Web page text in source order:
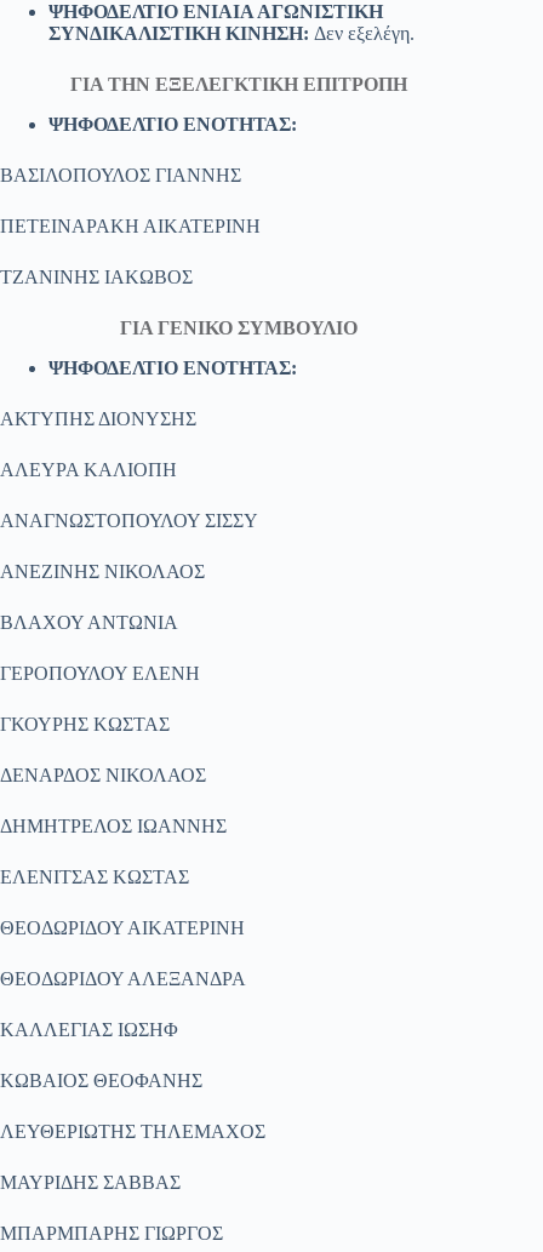
ΨΗΦΟΔΕΛΤΙΟ ΕΝΙΑΙΑ ΑΓΩΝΙΣΤΙΚΗ
ΣΥΝΔΙΚΑΛΙΣΤΙΚΗ ΚΙΝΗΣΗ: Δεν εξελέγη.
ΓΙΑ ΤHN ΕΞΕΛΕΓΚΤΙΚΗ ΕΠΙΤΡΟΠΗ
ΨΗΦΟΔΕΛΤΙΟ ΕΝΟΤΗΤΑΣ:
ΒΑΣΙΛΟΠΟΥΛΟΣ ΓΙΑΝΝΗΣ
ΠΕΤΕΙΝΑΡΑΚΗ ΑΙΚΑΤΕΡΙΝΗ
ΤΖΑΝΙΝΗΣ ΙΑΚΩΒΟΣ
ΓΙΑ ΓΕΝΙΚΟ ΣΥΜΒΟΥΛΙΟ
ΨΗΦΟΔΕΛΤΙΟ ΕΝΟΤΗΤΑΣ:
ΑΚΤΥΠΗΣ ΔΙΟΝΥΣΗΣ
ΑΛΕΥΡΑ ΚΑΛΙΟΠΗ
ΑΝΑΓΝΩΣΤΟΠΟΥΛΟΥ ΣΙΣΣΥ
ΑΝΕΖΙΝΗΣ ΝΙΚΟΛΑΟΣ
ΒΛΑΧΟΥ ΑΝΤΩΝΙΑ
ΓΕΡΟΠΟΥΛΟΥ ΕΛΕΝΗ
ΓΚΟΥΡΗΣ ΚΩΣΤΑΣ
ΔΕΝΑΡΔΟΣ ΝΙΚΟΛΑΟΣ
ΔΗΜΗΤΡΕΛΟΣ ΙΩΑΝΝΗΣ
ΕΛΕΝΙΤΣΑΣ ΚΩΣΤΑΣ
ΘΕΟΔΩΡΙΔΟΥ ΑΙΚΑΤΕΡΙΝΗ
ΘΕΟΔΩΡΙΔΟΥ ΑΛΕΞΑΝΔΡΑ
ΚΑΛΛΕΓΙΑΣ ΙΩΣΗΦ
ΚΩΒΑΙΟΣ ΘΕΟΦΑΝΗΣ
ΛΕΥΘΕΡΙΩΤΗΣ ΤΗΛΕΜΑΧΟΣ
ΜΑΥΡΙΔΗΣ ΣΑΒΒΑΣ
ΜΠΑΡΜΠΑΡΗΣ ΓΙΩΡΓΟΣ